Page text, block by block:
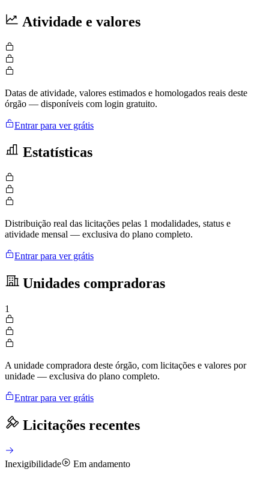
Atividade e valores
Datas de atividade, valores estimados e homologados reais deste
órgão — disponíveis com login gratuito.
Entrar para ver grátis
Estatísticas
Distribuição real das licitações pelas 1 modalidades, status e
atividade mensal — exclusiva do plano completo.
Entrar para ver grátis
Unidades compradoras
1
A unidade compradora deste órgão, com licitações e valores por
unidade — exclusiva do plano completo.
Entrar para ver grátis
Licitações recentes
Inexigibilidade
Em andamento